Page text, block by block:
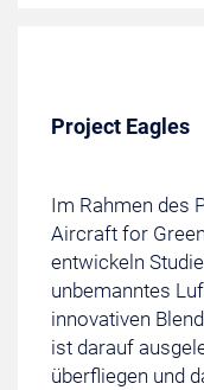
Project Eagles
Im Rahmen des
Aircraft for
entwickeln
unbemanntes
innovativen
ist darauf
überfliegen und